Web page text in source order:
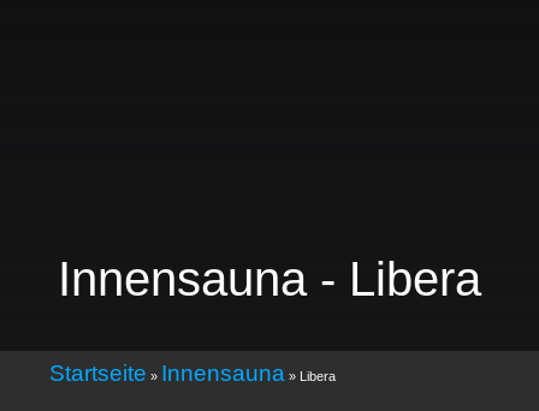
Innensauna - Libera
Startseite » Innensauna » Libera